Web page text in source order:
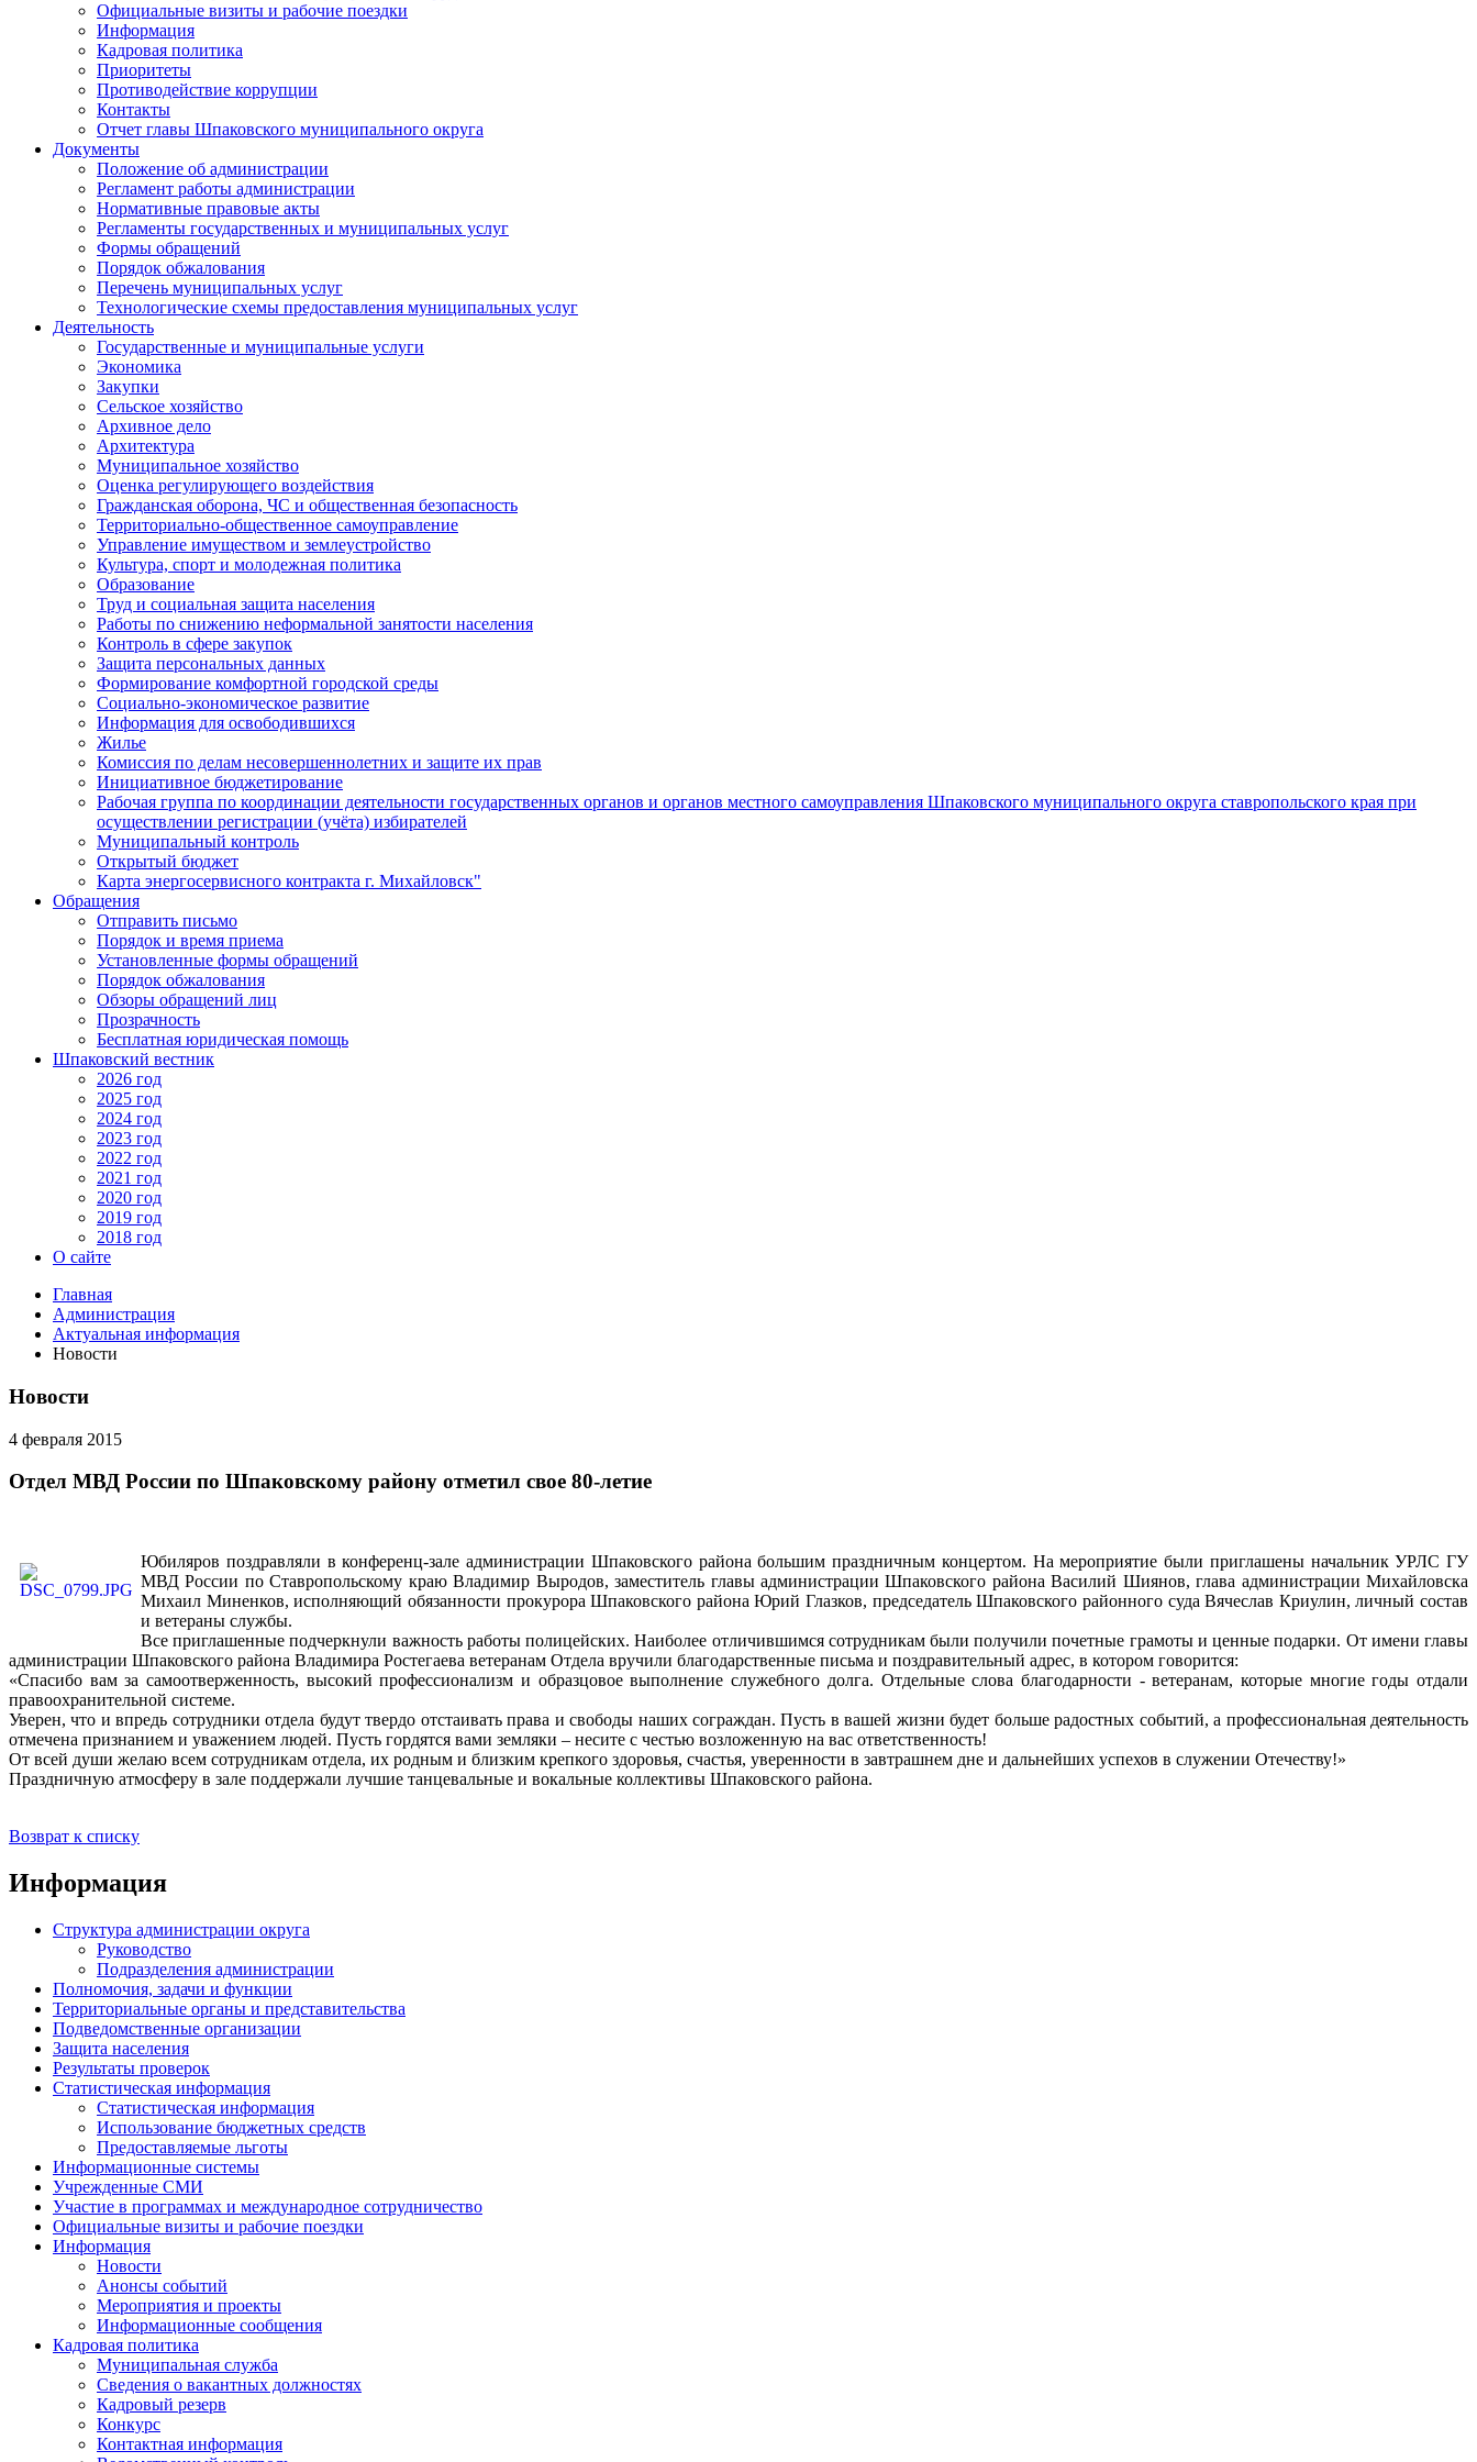
Официальные визиты и рабочие поездки
Информация
Кадровая политика
Приоритеты
Противодействие коррупции
Контакты
Отчет главы Шпаковского муниципального округа
Документы
Положение об администрации
Регламент работы администрации
Нормативные правовые акты
Регламенты государственных и муниципальных услуг
Формы обращений
Порядок обжалования
Перечень муниципальных услуг
Технологические схемы предоставления муниципальных услуг
Деятельность
Государственные и муниципальные услуги
Экономика
Закупки
Сельское хозяйство
Архивное дело
Архитектура
Муниципальное хозяйство
Оценка регулирующего воздействия
Гражданская оборона, ЧС и общественная безопасность
Территориально-общественное самоуправление
Управление имуществом и землеустройство
Культура, спорт и молодежная политика
Образование
Труд и социальная защита населения
Работы по снижению неформальной занятости населения
Контроль в сфере закупок
Защита персональных данных
Формирование комфортной городской среды
Социально-экономическое развитие
Информация для освободившихся
Жилье
Комиссия по делам несовершеннолетних и защите их прав
Инициативное бюджетирование
Рабочая группа по координации деятельности государственных органов и органов местного самоуправления Шпаковского муниципального округа ставропольского края при
осуществлении регистрации (учёта) избирателей
Муниципальный контроль
Открытый бюджет
Карта энергосервисного контракта г. Михайловск"
Обращения
Отправить письмо
Порядок и время приема
Установленные формы обращений
Порядок обжалования
Обзоры обращений лиц
Прозрачность
Бесплатная юридическая помощь
Шпаковский вестник
2026 год
2025 год
2024 год
2023 год
2022 год
2021 год
2020 год
2019 год
2018 год
О сайте
Главная
Администрация
Актуальная информация
Новости
Новости
4 февраля 2015
Отдел МВД России по Шпаковскому району отметил свое 80-летие
Юбиляров поздравляли в конференц-зале администрации Шпаковского района большим праздничным концертом. На мероприятие были приглашены начальник УРЛС ГУ
МВД России по Ставропольскому краю Владимир Выродов, заместитель главы администрации Шпаковского района Василий Шиянов, глава администрации Михайловска
Михаил Миненков, исполняющий обязанности прокурора Шпаковского района Юрий Глазков, председатель Шпаковского районного суда Вячеслав Криулин, личный состав
и ветераны службы.
Все приглашенные подчеркнули важность работы полицейских. Наиболее отличившимся сотрудникам были получили почетные грамоты и ценные подарки. От имени главы
администрации Шпаковского района Владимира Ростегаева ветеранам Отдела вручили благодарственные письма и поздравительный адрес, в котором говорится:
«Спасибо вам за самоотверженность, высокий профессионализм и образцовое выполнение служебного долга. Отдельные слова благодарности - ветеранам, которые многие годы отдали
правоохранительной системе.
Уверен, что и впредь сотрудники отдела будут твердо отстаивать права и свободы наших сограждан. Пусть в вашей жизни будет больше радостных событий, а профессиональная деятельность
отмечена признанием и уважением людей. Пусть гордятся вами земляки – несите с честью возложенную на вас ответственность!
От всей души желаю всем сотрудникам отдела, их родным и близким крепкого здоровья, счастья, уверенности в завтрашнем дне и дальнейших успехов в служении Отечеству!»
Праздничную атмосферу в зале поддержали лучшие танцевальные и вокальные коллективы Шпаковского района.
Возврат к списку
Информация
Структура администрации округа
Руководство
Подразделения администрации
Полномочия, задачи и функции
Территориальные органы и представительства
Подведомственные организации
Защита населения
Результаты проверок
Статистическая информация
Статистическая информация
Использование бюджетных средств
Предоставляемые льготы
Информационные системы
Учрежденные СМИ
Участие в программах и международное сотрудничество
Официальные визиты и рабочие поездки
Информация
Новости
Анонсы событий
Мероприятия и проекты
Информационные сообщения
Кадровая политика
Муниципальная служба
Сведения о вакантных должностях
Кадровый резерв
Конкурс
Контактная информация